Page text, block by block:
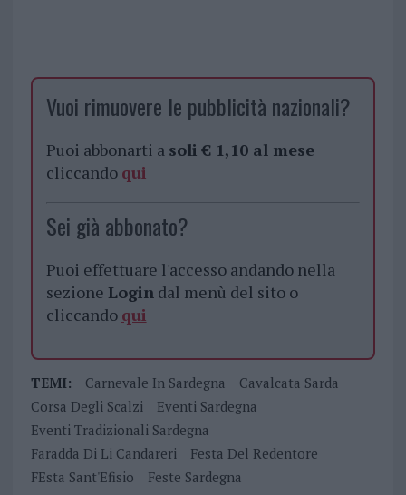
Vuoi rimuovere le pubblicità nazionali?
Puoi abbonarti a soli € 1,10 al mese
cliccando qui
Sei già abbonato?
Puoi effettuare l'accesso andando nella
sezione Logindal menù del sito o
cliccando qui
TEMI: Carnevale In Sardegna
Cavalcata Sarda
Corsa Degli Scalzi
Eventi Sardegna
Eventi Tradizionali Sardegna
Faradda Di Li Candareri
Festa Del Redentore
FEsta Sant'Efisio
Feste Sardegna